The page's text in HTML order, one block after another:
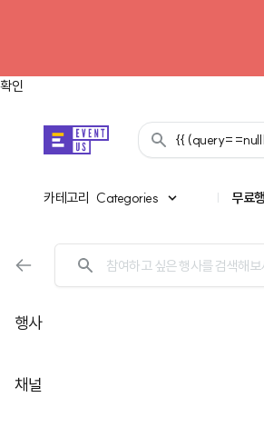
확인
{{
카테고리 Categories
카테고리 | 무료
행사
채널